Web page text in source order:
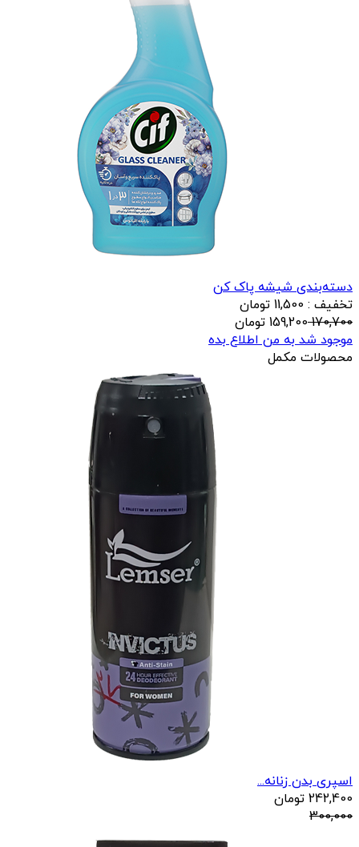
دسته‌بندی شیشه پاک کن
تخفیف : 11,500 تومان
170,700
159,200 تومان
موجود شد به من اطلاع بده
محصولات مکمل
اسپری بدن زنانه...
242,400 تومان
300,000